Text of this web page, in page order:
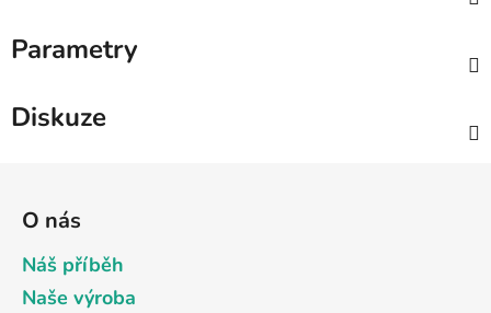
Parametry
Diskuze
O nás
Náš příběh
Naše výroba